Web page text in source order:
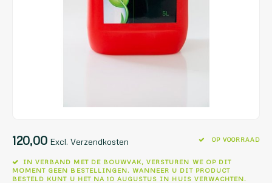
120,00 Excl. Verzendkosten OP VOORRAAD
IN VERBAND MET DE BOUWVAK, VERSTUREN WE OP DIT
MOMENT GEEN BESTELLINGEN. WANNEER U DIT PRODUCT
BESTELD KUNT U HET NA 10 AUGUSTUS IN HUIS VERWACHTEN.